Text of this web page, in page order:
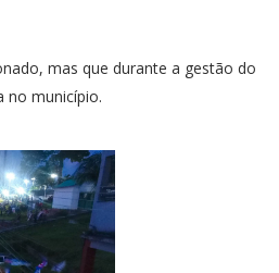
mas que durante a gestão do
no município.